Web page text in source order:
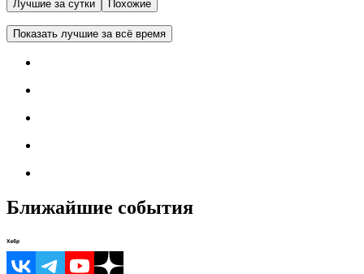
Лучшие за сутки Похожие
Показать лучшие за всё время
Ближайшие события